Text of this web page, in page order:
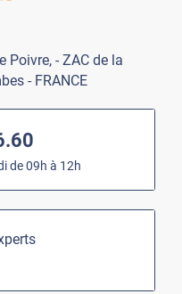
Poivre, - ZAC de la
- FRANCE
de 09h à 12h